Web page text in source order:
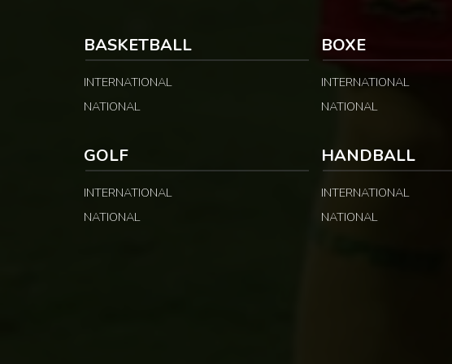
BASKETBALL
INTERNATIONAL
NATIONAL
BOXE
INTERNATIONAL
NATIONAL
GOLF
INTERNATIONAL
NATIONAL
HANDBALL
INTERNATIONAL
NATIONAL